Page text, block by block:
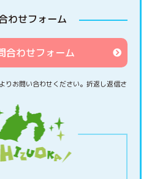
わせフォーム
合わせフォーム
りお問い合わせください。 折返し返信さ